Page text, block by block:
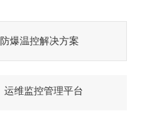
防爆温控解决方案
运维监控管理平台